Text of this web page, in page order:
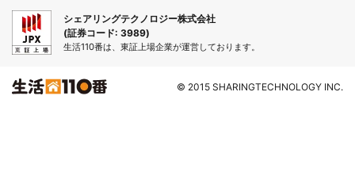
シェアリングテクノロジー株式会社
(証券コード: 3989)
生活110番は、東証上場企業が運営しております。
© 2015 SHARINGTECHNOLOGY INC.